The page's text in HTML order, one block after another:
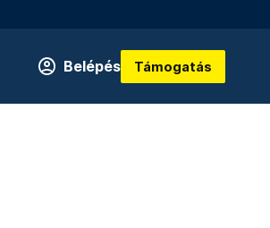
Belépés Támogatás